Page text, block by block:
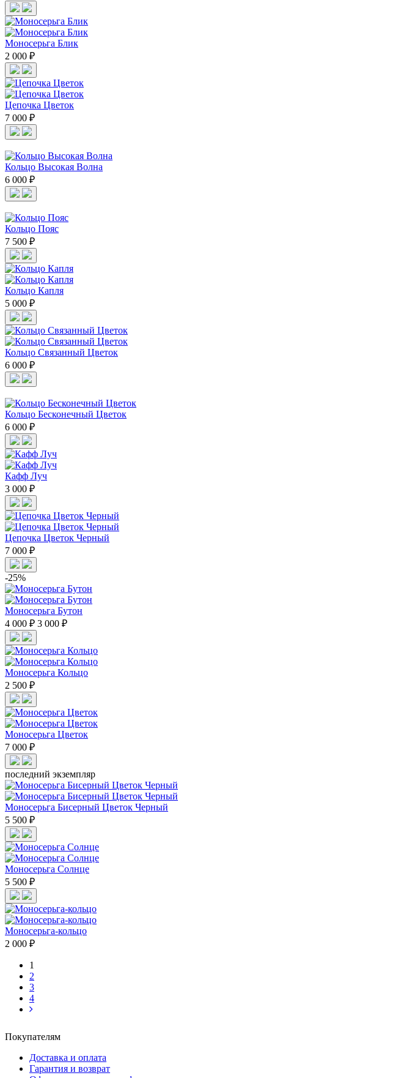
Моносерьга Блик
2 000 ₽
Цепочка Цветок
7 000 ₽
Кольцо Высокая Волна
6 000 ₽
Кольцо Пояс
7 500 ₽
Кольцо Капля
5 000 ₽
Кольцо Связанный Цветок
6 000 ₽
Кольцо Бесконечный Цветок
6 000 ₽
Кафф Луч
3 000 ₽
Цепочка Цветок Черный
7 000 ₽
-25%
Моносерьга Бутон
4 000 ₽ 3 000 ₽
Моносерьга Кольцо
2 500 ₽
Моносерьга Цветок
7 000 ₽
последний экземпляр
Моносерьга Бисерный Цветок Черный
5 500 ₽
Моносерьга Солнце
5 500 ₽
Моносерьга-кольцо
2 000 ₽
1
2
3
4
Покупателям
Доставка и оплата
Гарантия и возврат